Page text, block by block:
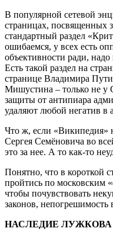
В популярной сетевой
страницах, посвященных
стандартный раздел
ошибаемся, у всех есть
объективности ради,
Есть такой раздел на
странице Владимира
Мишустина – только не у
защиты от антипиара
удаляют любой негатив в
Что ж, если «Википедия»
Сергея Семёновича во
это за нее. А то как-то
Понятно, что в короткой
пройтись по московским
чтобы почувствовать
законов,
НАСЛЕДИЕ ЛУЖКОВА